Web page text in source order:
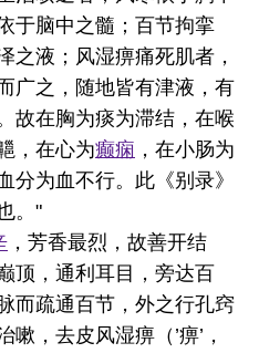
于脑中之髓；百节拘挛
之液；风湿痹痛死肌者，
广之，随地皆有津液，有
故在胸为痰为滞结，在喉
，在心为癫痫 ，在小肠为
分为血不行。此《别录》
。"
，芳香最烈，故善开结
顶，通利耳目，旁达百
而疏通百节，外之行孔窍
，去皮风湿痹（’痹’，